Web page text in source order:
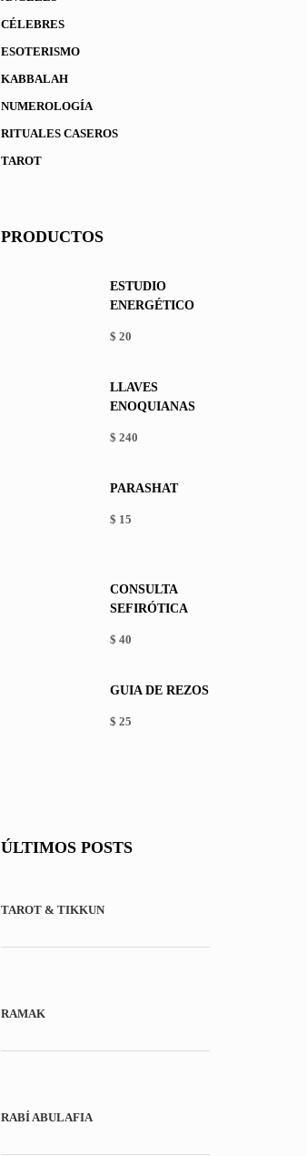
CÉLEBRES
ESOTERISMO
KABBALAH
NUMEROLOGÍA
RITUALES CASEROS
TAROT
PRODUCTOS
ESTUDIO
ENERGÉTICO
$ 20
LLAVES
ENOQUIANAS
$ 240
PARASHAT
$ 15
multiple
variants.
options
be
on
CONSULTA
SEFIRÓTICA
$ 40
GUÍA DE REZOS
$ 25
ÚLTIMOS POSTS
TAROT & TIKKUN
RAMAK
RABÍ ABULAFIA